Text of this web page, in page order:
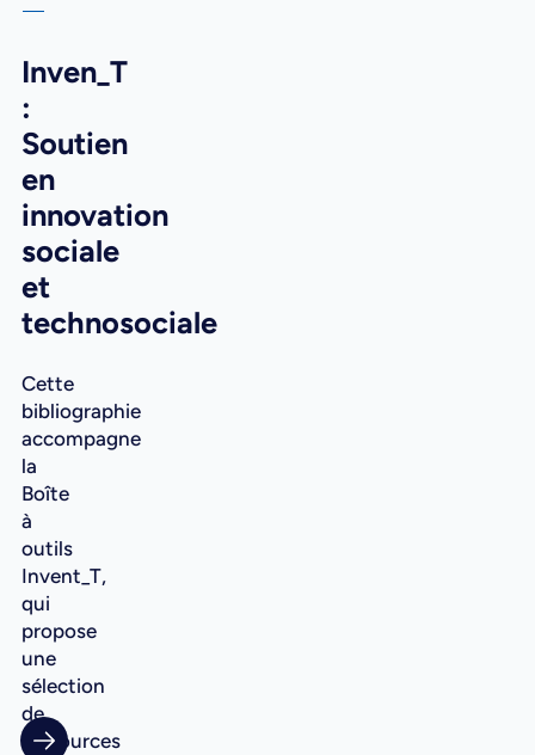
Inven_T
:
Soutien
en
innovation
sociale
et
technosociale
Cette
bibliographie
accompagne
la
Boîte
à
outils
Invent_T,
qui
propose
une
sélection
de
ressources